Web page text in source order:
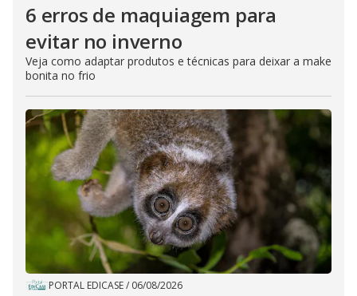
6 erros de maquiagem para
evitar no inverno
Veja como adaptar produtos e técnicas para deixar a make
bonita no frio
PORTAL EDICASE/ 06/08/2026